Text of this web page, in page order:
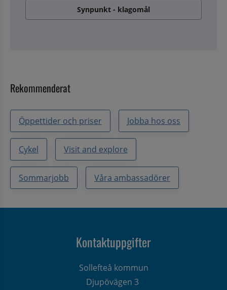
Synpunkt - klagomål
Rekommenderat
Öppettider och priser Jobba hos oss
Cykel Visit and explore
Sommarjobb Våra ambassadörer
Kontaktuppgifter
Sollefteå kommun
Djupövägen 3